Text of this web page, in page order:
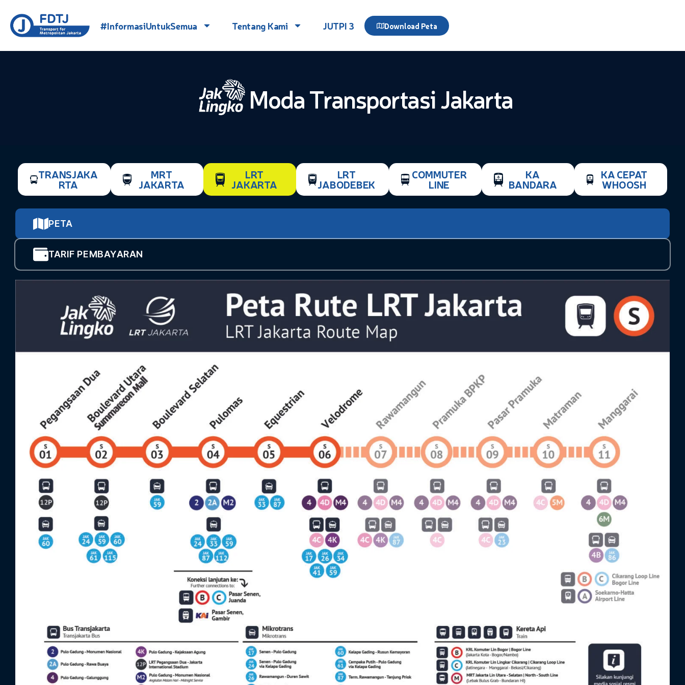
#InformasiUntukSemua Tentang Kami JUTPI 3 Download Peta
Moda Transportasi Jakarta
TRANSJAKA
RTA
MRT
JAKARTA
LRT
JAKARTA
LRT
JABODEBEK
COMMUTER
LINE
KA
BANDARA
KA CEPAT
WHOOSH
PETA
TARIF PEMBAYARAN